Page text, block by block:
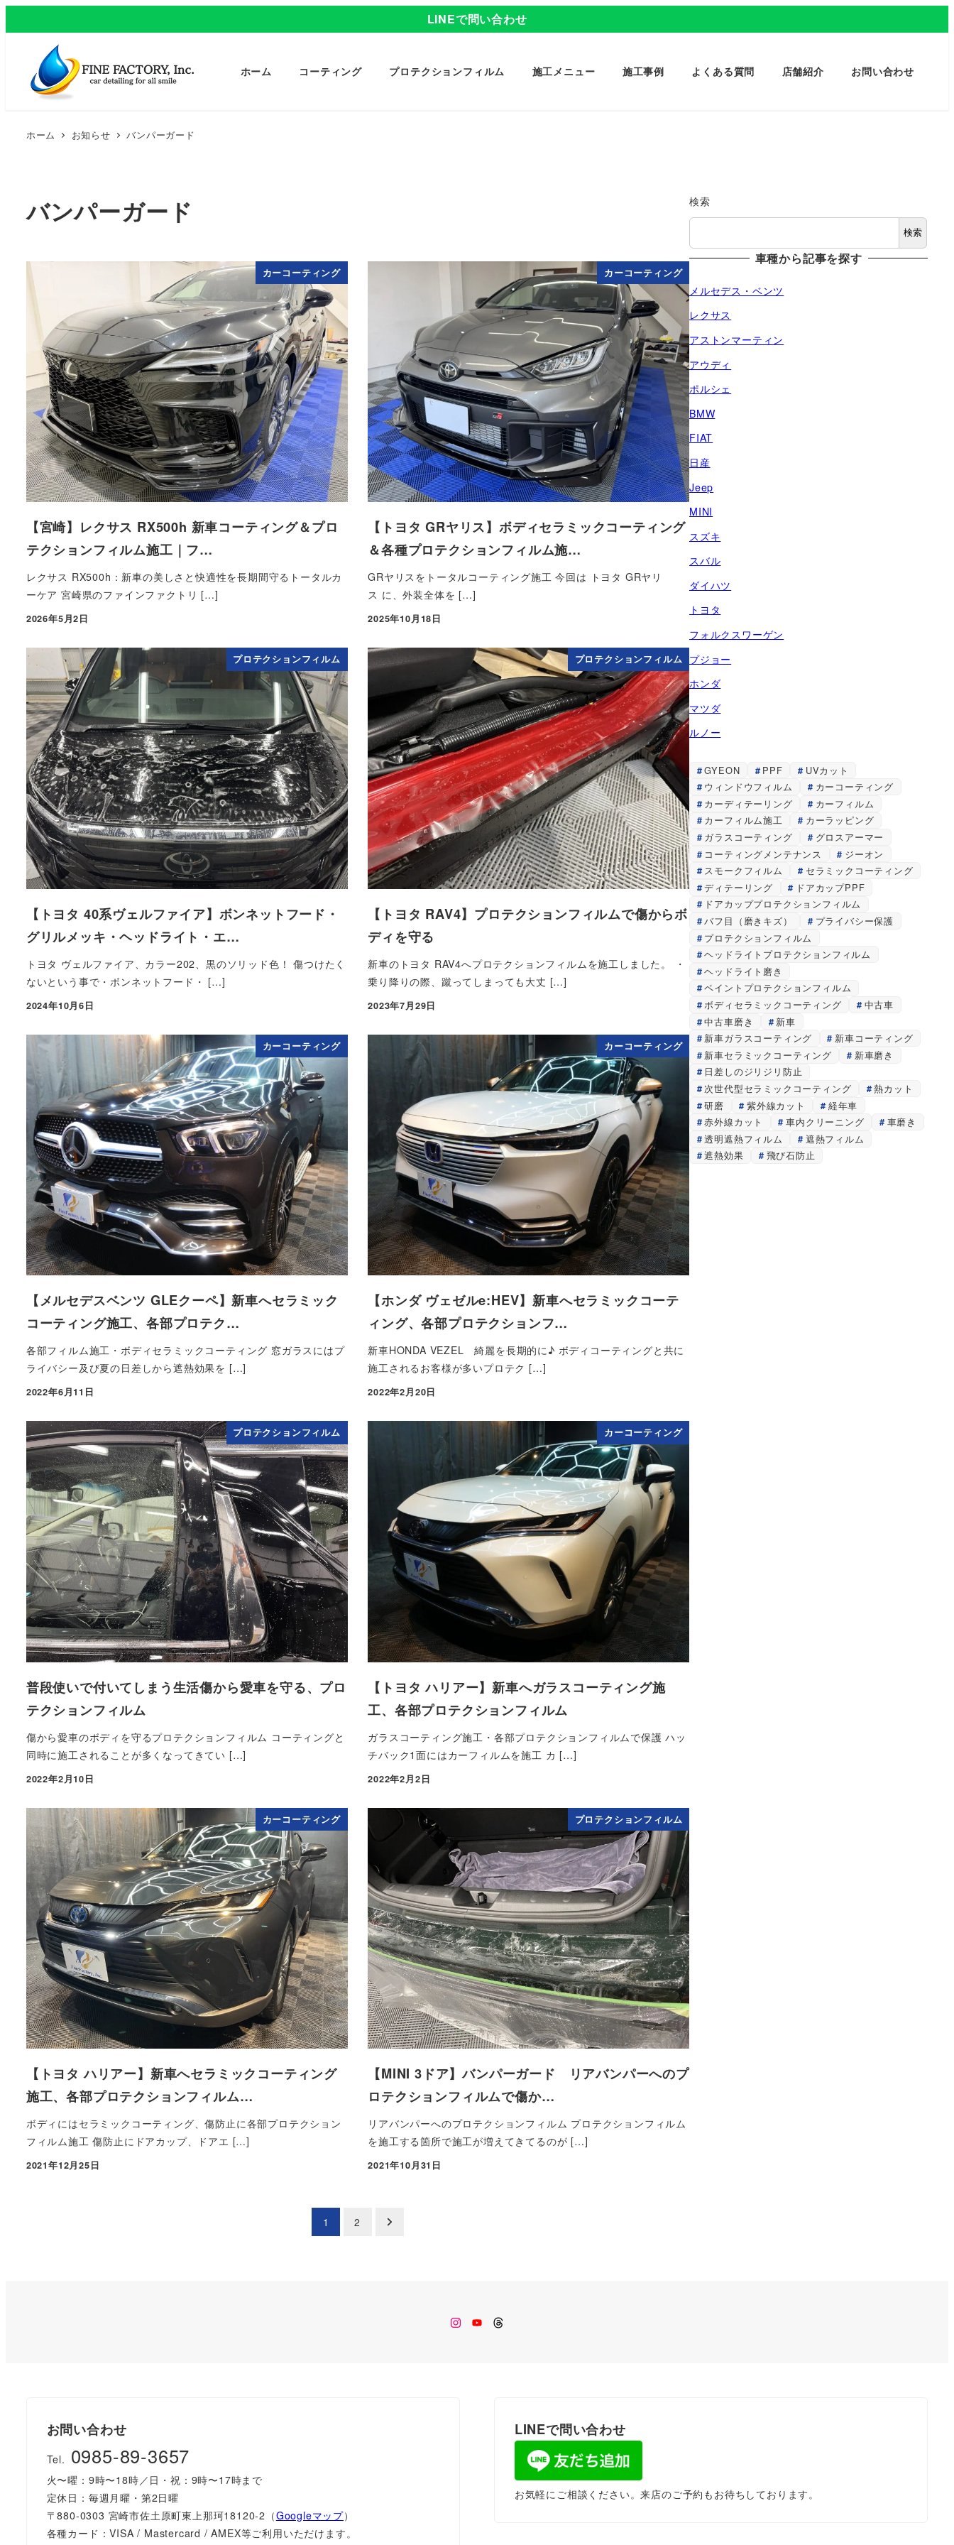
LINEで問い合わせ
ホーム コーティング プロテクションフィルム 施工メニュー 施工事例 よくある質問 店舗紹介 お問い合わせ
ホーム お知らせ バンパーガード
バンパーガード
カーコーティング
【宮崎】レクサス RX500h 新車コーティング＆プロ
テクションフィルム施工｜フ…
レクサス RX500h：新車の美しさと快適性を長期間守るトータルカ
ーケア 宮崎県のファインファクトリ […]
投稿日
2026年5月2日
カーコーティング
【トヨタ GRヤリス】ボディセラミックコーティング
＆各種プロテクションフィルム施…
GRヤリスをトータルコーティング施工 今回は トヨタ GRヤリ
ス に、外装全体を […]
投稿日
2025年10月18日
プロテクションフィルム
【トヨタ 40系ヴェルファイア】ボンネットフード・
グリルメッキ・ヘッドライト・エ…
トヨタ ヴェルファイア、カラー202、黒のソリッド色！ 傷つけたく
ないという事で・ボンネットフード・ […]
投稿日
2024年10月6日
プロテクションフィルム
【トヨタ RAV4】プロテクションフィルムで傷からボ
ディを守る
新車のトヨタ RAV4へプロテクションフィルムを施工しました。 ・
乗り降りの際、蹴ってしまっても大丈 […]
投稿日
2023年7月29日
カーコーティング
【メルセデスベンツ GLEクーペ】新車へセラミック
コーティング施工、各部プロテク…
各部フィルム施工・ボディセラミックコーティング 窓ガラスにはプ
ライバシー及び夏の日差しから遮熱効果を […]
投稿日
2022年6月11日
カーコーティング
【ホンダ ヴェゼルe:HEV】新車へセラミックコーテ
ィング、各部プロテクションフ…
新車HONDA VEZEL 綺麗を長期的に♪ ボディコーティングと共に
施工されるお客様が多いプロテク […]
投稿日
2022年2月20日
プロテクションフィルム
普段使いで付いてしまう生活傷から愛車を守る、プロ
テクションフィルム
傷から愛車のボディを守るプロテクションフィルム コーティングと
同時に施工されることが多くなってきてい […]
投稿日
2022年2月10日
カーコーティング
【トヨタ ハリアー】新車へガラスコーティング施
工、各部プロテクションフィルム
ガラスコーティング施工・各部プロテクションフィルムで保護 ハッ
チバック1面にはカーフィルムを施工 カ […]
投稿日
2022年2月2日
カーコーティング
【トヨタ ハリアー】新車へセラミックコーティング
施工、各部プロテクションフィルム…
ボディにはセラミックコーティング、傷防止に各部プロテクション
フィルム施工 傷防止にドアカップ、ドアエ […]
投稿日
2021年12月25日
プロテクションフィルム
【MINI 3ドア】バンパーガード リアバンパーへのプ
ロテクションフィルムで傷か…
リアバンパーへのプロテクションフィルム プロテクションフィルム
を施工する箇所で施工が増えてきてるのが […]
投稿日
2021年10月31日
1 2
検索
検索
車種から記事を探す
メルセデス・ベンツ
レクサス
アストンマーティン
アウディ
ポルシェ
BMW
FIAT
日産
Jeep
MINI
スズキ
スバル
ダイハツ
トヨタ
フォルクスワーゲン
プジョー
ホンダ
マツダ
ルノー
GYEON PPF
UVカット
ウィンドウフィルム
カーコーティング
カーディテーリング
カーフィルム
カーフィルム施工
カーラッピング
ガラスコーティング
グロスアーマー
コーティングメンテナンス
ジーオン
スモークフィルム
セラミックコーティング
ディテーリング
ドアカップPPF
ドアカッププロテクションフィルム
バフ目（磨きキズ）
プライバシー保護
プロテクションフィルム
ヘッドライトプロテクションフィルム
ヘッドライト磨き
ペイントプロテクションフィルム
ボディセラミックコーティング
中古車
中古車磨き
新車
新車ガラスコーティング
新車コーティング
新車セラミックコーティング
新車磨き
日差しのジリジリ防止
次世代型セラミックコーティング
熱カット
研磨
紫外線カット
経年車
赤外線カット
車内クリーニング
車磨き
透明遮熱フィルム
遮熱フィルム
遮熱効果
飛び石防止
Instagram
YoutubeThreads
お問い合わせ
Tel. 0985-89-3657
火〜曜：9時〜18時／日・祝：9時〜17時まで
定休日：毎週月曜・第2日曜
〒880-0303 宮崎市佐土原町東上那珂18120-2（Googleマップ）
各種カード：VISA / Mastercard / AMEX等ご利用いただけます。
LINEで問い合わせ
お気軽にご相談ください。来店のご予約もお待ちしております。